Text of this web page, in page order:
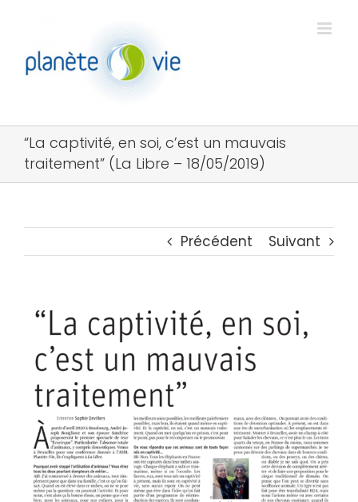
contenu
“La captivité, en soi, c’est un mauvais
traitement” (La Libre – 18/05/2019)
Précédent Suivant
Voir
l'image
agrandie